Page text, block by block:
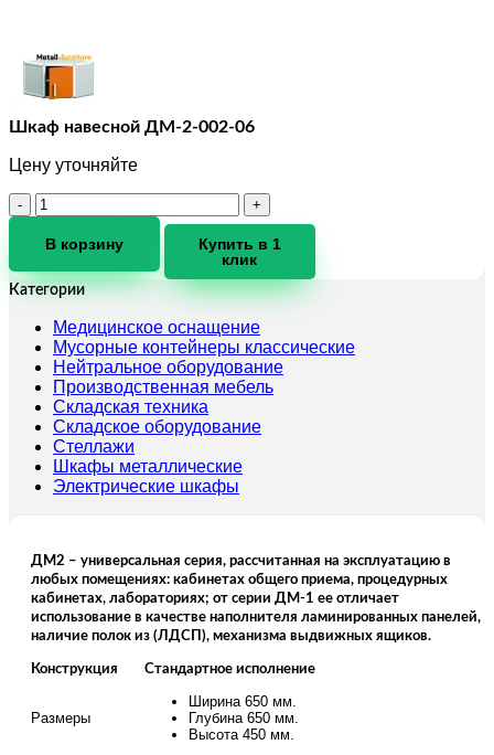
Шкаф навесной ДМ-2-002-06
Цену уточняйте
Количество
товара
Шкаф
ДМ-2-
002-
В корзину
Купить в 1
клик
Категории
Медицинское оснащение
Мусорные контейнеры классические
Нейтральное оборудование
Производственная мебель
Складская техника
Складское оборудование
Стеллажи
Шкафы металлические
Электрические шкафы
ДМ2 – универсальная серия, рассчитанная на эксплуатацию в
любых помещениях: кабинетах общего приема, процедурных
кабинетах, лабораториях; от серии ДМ-1 ее отличает
использование в качестве наполнителя ламинированных панелей,
наличие полок из (ЛДСП), механизма выдвижных ящиков.
Конструкция Стандартное исполнение
Размеры
Ширина 650 мм.
Глубина 650 мм.
Высота 450 мм.